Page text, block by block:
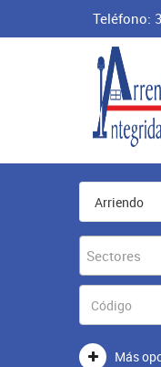
Teléfono:
Sectores
Más